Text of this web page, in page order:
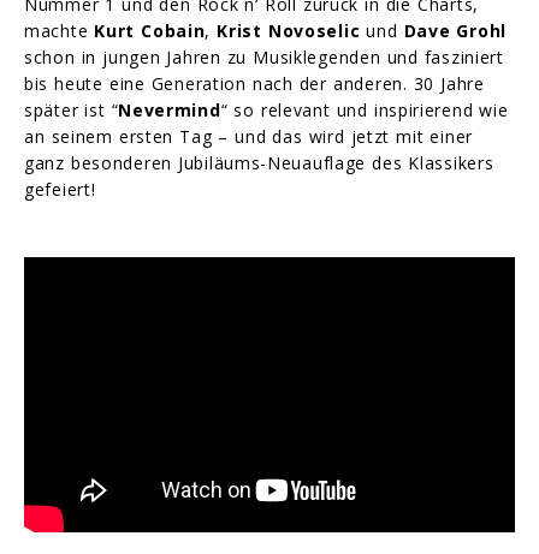
machte Kurt Cobain, Krist Novoselic und Dave Grohl
schon in jungen Jahren zu Musiklegenden und fasziniert
bis heute eine Generation nach der anderen. 30 Jahre
später ist “Nevermind“ so relevant und inspirierend wie
an seinem ersten Tag – und das wird jetzt mit einer
ganz besonderen Jubiläums-Neuauflage des Klassikers
gefeiert!